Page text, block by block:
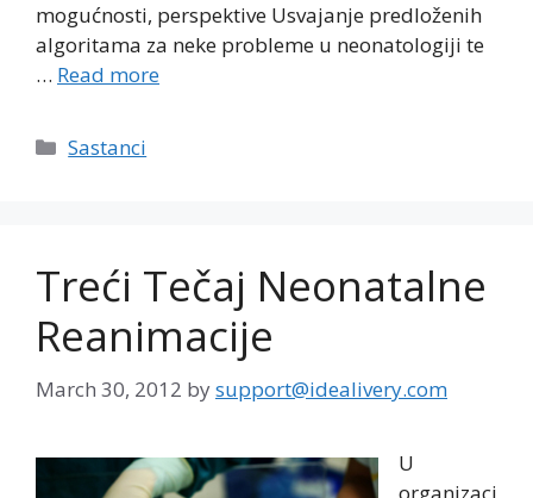
mogućnosti, perspektive Usvajanje predloženih
algoritama za neke probleme u neonatologiji te
… Read more
Categories
Sastanci
Treći Tečaj Neonatalne
Reanimacije
March 30, 2012 bysupport@idealivery.com
U
organizaci